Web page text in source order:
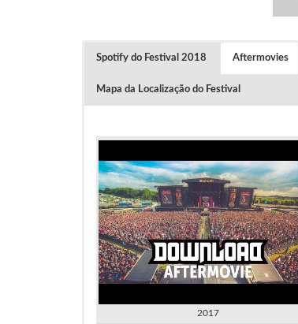
Spotify do Festival 2018 Aftermovies
Mapa da Localização do Festival
2017